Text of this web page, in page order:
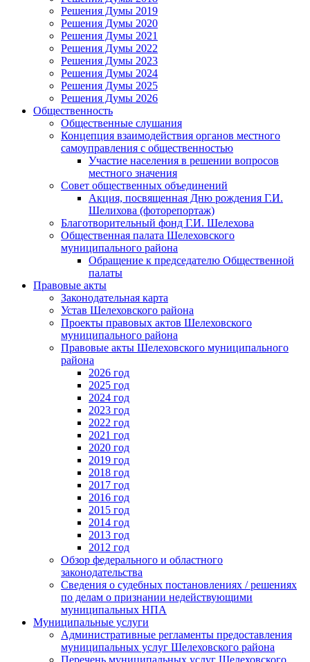
Решения Думы 2019
Решения Думы 2020
Решения Думы 2021
Решения Думы 2022
Решения Думы 2023
Решения Думы 2024
Решения Думы 2025
Решения Думы 2026
Общественность
Общественные слушания
Концепция взаимодействия органов местного
самоуправления с общественностью
Участие населения в решении вопросов
местного значения
Совет общественных объединений
Акция, посвященная Дню рождения Г.И.
Шелихова (фоторепортаж)
Благотворительный фонд Г.И. Шелехова
Общественная палата Шелеховского
муниципального района
Обращение к председателю Общественной
палаты
Правовые акты
Законодательная карта
Устав Шелеховского района
Проекты правовых актов Шелеховского
муниципального района
Правовые акты Шелеховского муниципального
района
2026 год
2025 год
2024 год
2023 год
2022 год
2021 год
2020 год
2019 год
2018 год
2017 год
2016 год
2015 год
2014 год
2013 год
2012 год
Обзор федерального и областного
законодательства
Сведения о судебных постановлениях / решениях
по делам о признании недействующими
муниципальных НПА
Муниципальные услуги
Административные регламенты предоставления
муниципальных услуг Шелеховского района
Перечень муниципальных услуг Шелеховского